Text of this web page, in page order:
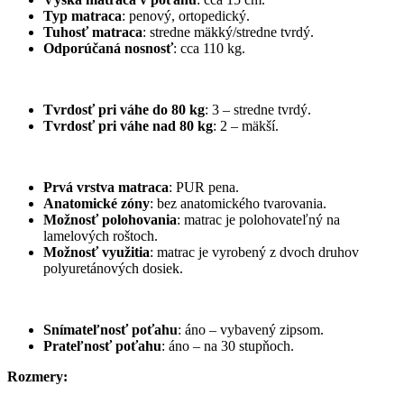
Typ matraca: penový, ortopedický.
Tuhosť matraca: stredne mäkký/stredne tvrdý.
Odporúčaná nosnosť: cca 110 kg.
Tvrdosťpri váhe do 80 kg: 3 – stredne tvrdý.
Tvrdosťpri váhe nad 80 kg: 2 – mäkší.
Prvá vrstva matraca: PUR pena.
Anatomické zóny: bez anatomického tvarovania.
Možnosť polohovania: matrac je polohovateľný na
lamelových roštoch.
Možnosť využitia: matrac je vyrobený z dvoch druhov
polyuretánových dosiek.
Snímateľnosť poťahu: áno – vybavený zipsom.
Prateľnosť poťahu: áno – na 30 stupňoch.
Rozmery: